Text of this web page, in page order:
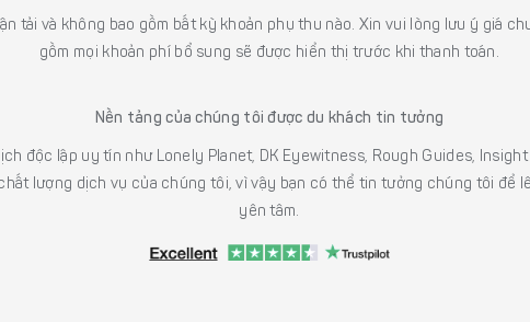
tải và không bao gồm bất kỳ khoản phụ thu nào. Xin vui lòng lưu ý giá
gồm mọi khoản phí bổ sung sẽ được hiển thị trước khi thanh toán.
Nền tảng của chúng tôi được du khách tin tưởng
độc lập uy tín như Lonely Planet, DK Eyewitness, Rough Guides,
lượng dịch vụ của chúng tôi, vì vậy bạn có thể tin tưởng chúng tôi để
yên tâm.